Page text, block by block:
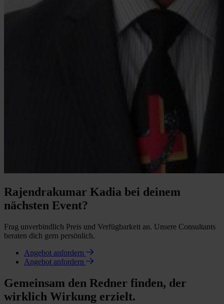
Rajendrakumar Kadia bei deinem
nächsten Event?
Frag unverbindlich Preis und Verfügbarkeit an. Unsere Consultants
beraten dich gern persönlich.
Angebot anfordern
Angebot anfordern
Gemeinsam den Redner finden, der
wirklich Wirkung erzielt.